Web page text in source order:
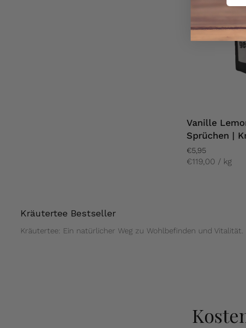
Vanille
Sprüchen |
€5,95
€119,00 / kg
Kräutertee Bestseller
Kräutertee: Ein natürlicher Weg zu Wohlbefinden und Vitalität.